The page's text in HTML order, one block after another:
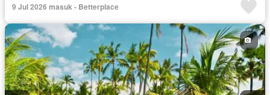
9 Jul 2026 masuk - Betterplace